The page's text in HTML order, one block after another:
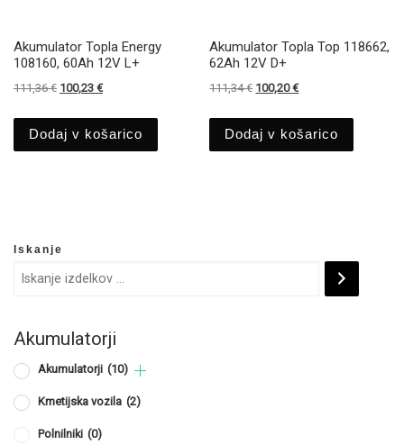
Akumulator Topla Energy
108160, 60Ah 12V L+
111,36€ Izvirna cena je bila: 111,36 €.
100,23 €Trenutna cena je: 100,23 €.
Dodaj v košarico
Akumulator Topla Top 118662,
62Ah 12V D+
111,34€ Izvirna cena je bila: 111,34 €.
100,20€Trenutna cena je:
Dodaj v košarico
Iskanje
Akumulatorji
Akumulatorji (10)
Kmetijska vozila (2)
Polnilniki (0)